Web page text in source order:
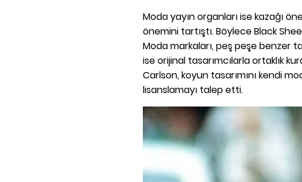
Moda yayın organları ise kazağı
önemini tartıştı. Böylece Black
Moda markaları, peş peşe benzer
ise orijinal tasarımcılarla ortaklık
Carlson, koyun tasarımını kendi
lisanslamayı talep etti.